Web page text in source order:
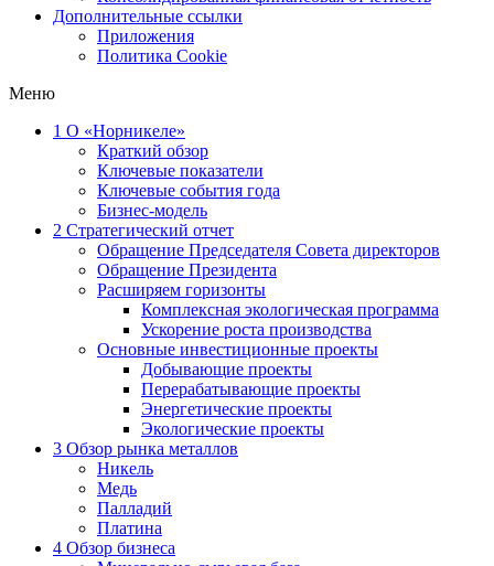
Дополнительные ссылки
Приложения
Политика Cookie
Меню
1 О «Норникеле»
Краткий обзор
Ключевые показатели
Ключевые события года
Бизнес-модель
2 Стратегический отчет
Обращение Председателя Совета директоров
Обращение Президента
Расширяем горизонты
Комплексная экологическая программа
Ускорение роста производства
Основные инвестиционные проекты
Добывающие проекты
Перерабатывающие проекты
Энергетические проекты
Экологические проекты
3 Обзор рынка металлов
Никель
Медь
Палладий
Платина
4 Обзор бизнеса